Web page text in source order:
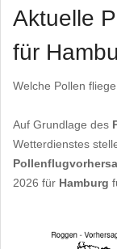
Aktuelle
für
Welche Pollen
Auf Grundlage des
Wetterdienstes
2026 für Hamburg